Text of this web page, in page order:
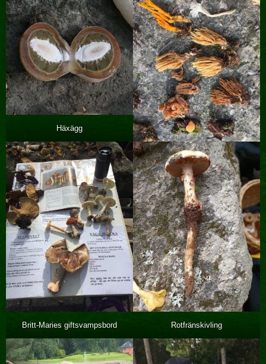
Häxägg
Britt-Maries giftsvampsbord Rotfränskivling